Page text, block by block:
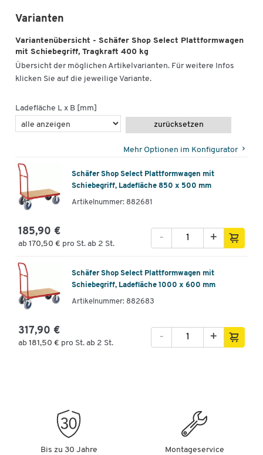
Varianten
Variantenübersicht - Schäfer Shop Select Plattformwagen
mit Schiebegriff, Tragkraft 400 kg
Übersicht der möglichen Artikelvarianten. Für weitere Infos
klicken Sie auf die jeweilige Variante.
Ladefläche L x B [mm]
zurücksetzen
Mehr Optionen im Konfigurator
Schäfer Shop Select Plattformwagen mit
Schiebegriff, Ladefläche 850 x 500 mm
Artikelnummer: 882681
185,90 €
ab 170,50 € pro St. ab 2 St.
+
-
Schäfer Shop Select Plattformwagen mit
Schiebegriff, Ladefläche 1000 x 600 mm
Artikelnummer: 882683
317,90 €
ab 181,50 € pro St. ab 2 St.
+
-
Bis zu 30 Jahre
Montageservice